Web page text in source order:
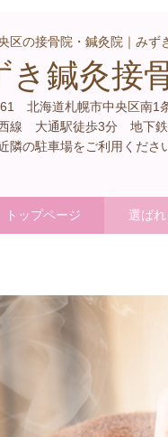
区の接骨院・鍼灸院｜みず
き鍼灸接
北海道札幌市中央区南1
線 大通駅徒歩3分 地下
隣の駐車場をご利用くだ
トップページ 選ば